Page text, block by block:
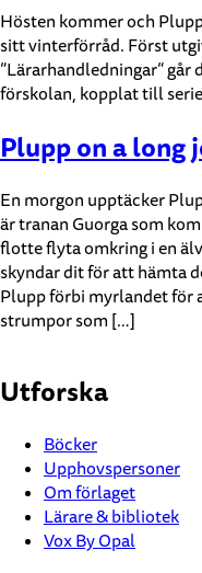
Hösten kommer och
sitt vinterförråd. Först
”Lärarhandledningar”
förskolan, kopplat till
Plupp on a long
En morgon upptäcker
är tranan Guorga som
flotte flyta omkring i en
skyndar dit för att hämta
Plupp förbi myrlandet för
strumpor som […]
Utforska
Böcker
Upphovspersoner
Om förlaget
Lärare & bibliotek
Vox By Opal